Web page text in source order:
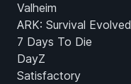
Valheim
ARK: Survival Evolved
7 Days To Die
DayZ
Satisfactory